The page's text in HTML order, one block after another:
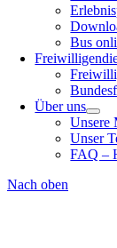
Bus
Über uns
Unsere
Unser
FAQ –
Nach oben